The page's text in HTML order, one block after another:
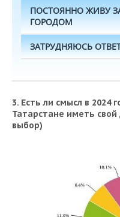
ПОСТОЯННО ЖИВУ
ГОРОДОМ
ЗАТРУДНЯЮСЬ
3. Есть ли смысл в 2024
Татарстане иметь
выбор)